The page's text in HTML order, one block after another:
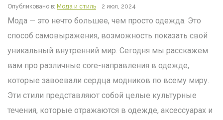
Опубликовано в: Мода и стиль 2 июл, 2024
Мода — это нечто большее, чем просто одежда. Это
способ самовыражения, возможность показать свой
уникальный внутренний мир. Сегодня мы расскажем
вам про различные core-направления в одежде,
которые завоевали сердца модников по всему миру.
Эти стили представляют собой целые культурные
течения, которые отражаются в одежде, аксессуарах и